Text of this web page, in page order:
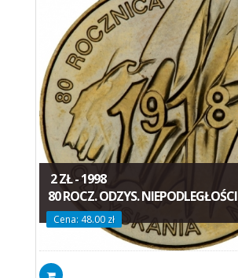
2 ZŁ - 1998
80 ROCZ. ODZYS. NIEPODLEGŁOŚCI
Cena: 48.00 zł